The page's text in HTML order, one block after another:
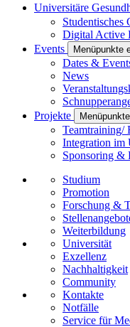
Universitäre
Studentisches
Digital Active
Events
Menüpunkte
Dates &
News
Projekte
Teamtraining/
Integration im
Sponsoring &
Studium
Promotion
Forschung &
Weiterbildung
Universität
Exzellenz
Nachhaltigkeit
Community
Kontakte
Notfälle
Service für